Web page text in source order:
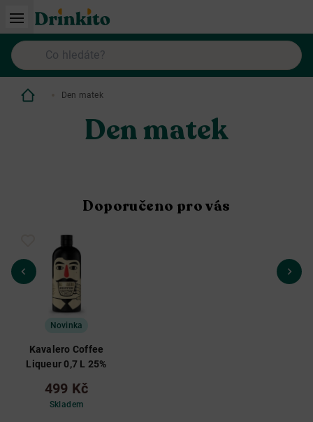
Den matek
Den matek
Doporučeno pro vás
Novinka
Kavalero Coffee
Liqueur 0,7 L 25%
499 Kč
Skladem